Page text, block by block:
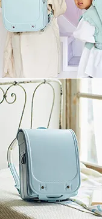
マットな
陰影が生
美しいコ
縁や底あて